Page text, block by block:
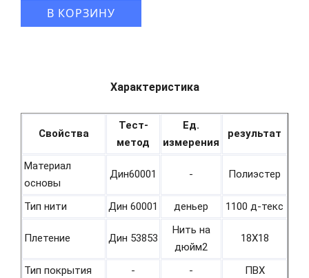
В КОРЗИНУ
Характеристика
Свойства
Тест-
метод
Ед.
измерения
результат
Материал
основы
Дин60001 - Полиэстер
Тип нити Дин 60001 деньер 1100 д-текс
Плетение Дин 53853
Нить на
дюйм2
18Х18
Тип покрытия - - ПВХ